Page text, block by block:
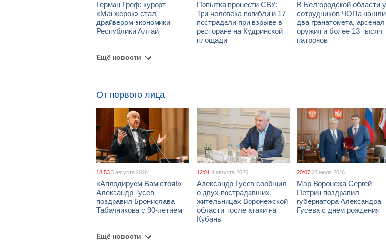
Герман Греф: курорт
«Манжерок» стал
драйвером экономики
Республики Алтай
Попытка пронести СВУ:
Три человека погибли и 17
пострадали при взрыве в
ресторане на Кудринской
площади
В Белгородской области у
сотрудников ЧОПа нашли
два гранатомета, арсенал
оружия и более 13 тысяч
патронов
Ещё новости
От первого лица
18:53 5 августа 2026
«Аплодируем Вам стоя!»:
Александр Гусев
поздравил Бронислава
Табачникова с 90-летием
12:01 4 августа 2026
Александр Гусев сообщил
о двух пострадавших
жительницах Воронежской
области после атаки на
Кубань
20:07 27 июля 2026
Мэр Воронежа Сергей
Петрин поздравил
губернатора Александра
Гусева с днем рождения
Ещё новости